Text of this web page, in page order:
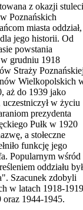
z okazji
Poznańskich
miasta oddział,
jego historii. Od
powstania
grudniu 1918
Straży
Wielkopolskich
aż do 1939 jako
w życiu
prezydenta
Pułk w 1920
a stołeczne
funkcję jego
Popularnym wśród
oddziału
Szacunek zdobyli
w latach 1918-
oraz 1944-1945.